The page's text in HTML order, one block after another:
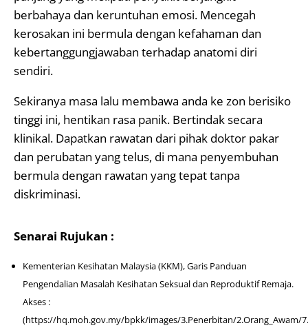
berbahaya dan keruntuhan emosi. Mencegah
kerosakan ini bermula dengan kefahaman dan
kebertanggungjawaban terhadap anatomi diri
sendiri.
Sekiranya masa lalu membawa anda ke zon berisiko
tinggi ini, hentikan rasa panik. Bertindak secara
klinikal. Dapatkan rawatan dari pihak doktor pakar
dan perubatan yang telus, di mana penyembuhan
bermula dengan rawatan yang tepat tanpa
diskriminasi.
Senarai Rujukan :
Kementerian Kesihatan Malaysia (KKM), Garis Panduan
Pengendalian Masalah Kesihatan Seksual dan Reproduktif Remaja.
Akses :
(https://hq.moh.gov.my/bpkk/images/3.Penerbitan/2.Orang_Awam/